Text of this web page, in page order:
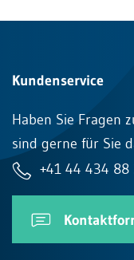
Kundenservice
Haben Sie Fragen
sind gerne für Sie
+41 44 434 88